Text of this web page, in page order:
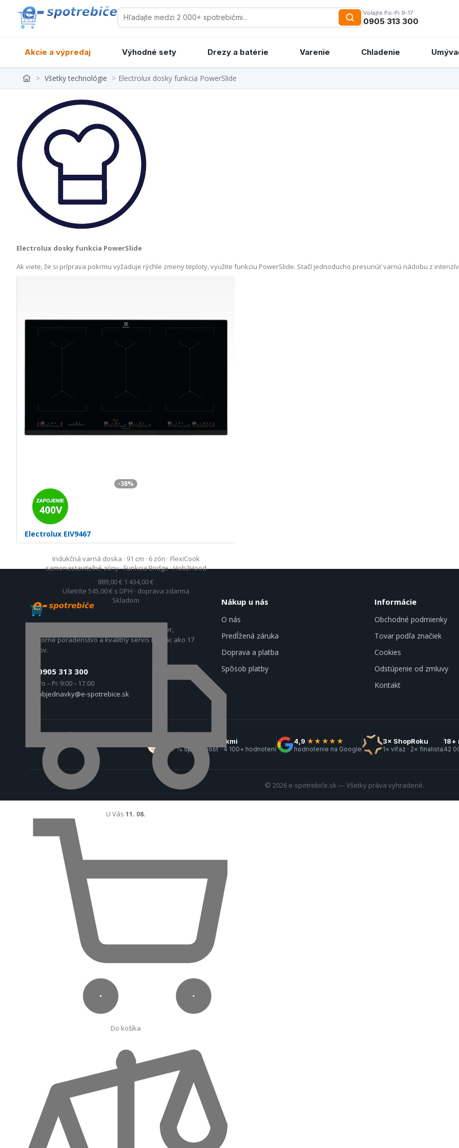
Volajte Po-Pi 9-17
0905 313 300
Akcie a výpredaj Výhodné sety Drezy a batérie Varenie Chladenie
> Všetky technológie > Electrolux dosky funkcia PowerSlide
Electrolux dosky funkcia PowerSlide
Ak viete, že si príprava pokrmu vyžaduje rýchle zmeny teploty, využite funkciu PowerSlide. Stačí jednoducho presunúť varnú nádobu z
-38%
Electrolux EIV9467
Indukčná varná doska · 91 cm · 6 zón · FlexiCook
samonastaviteľné zóny · Funkcia Bridge · Hob2Hood
889,00 € 1 434,00 €
Ušetríte 545,00 € s DPH · doprava zdarma
Skladom
U Vás11. 08.
Do košíka
Špecialisti na domáce spotrebiče. Široký výber,
odborné poradenstvo a kvalitný servis už viac ako 17
rokov.
0905 313 300
Po – Pi: 9:00 – 17:00
objednavky@e-spotrebice.sk
Nákup u nás
O nás
Predĺžená záruka
Doprava a platba
Spôsob platby
Informácie
Obchodné podmienky
Tovar podľa značiek
Cookies
Odstúpenie od zmluvy
Kontakt
Overené zákazníkmi
97 % spokojnosť · 4 100+ hodnotení
4,9 ★★★★★
hodnotenie na Google
3× ShopRoku
1× víťaz · 2× finalista
18+
42
© 2026 e-spotrebiče.sk — Všetky práva vyhradené.